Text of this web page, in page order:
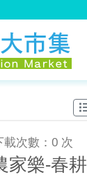
載次數：0 次
家樂-春耕